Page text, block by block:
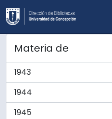
Skip to main content
Materia de
1943
1944
1945